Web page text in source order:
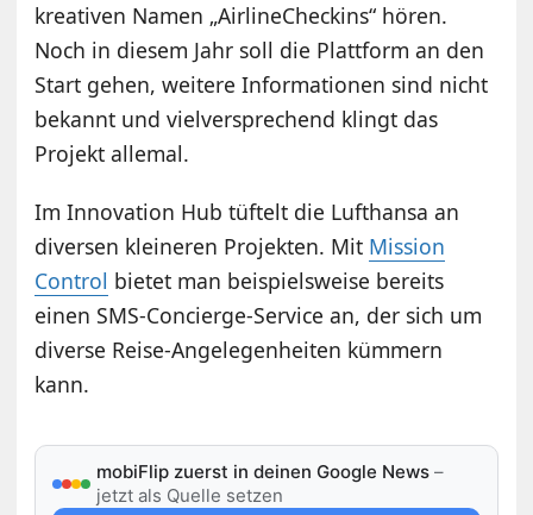
kreativen Namen „AirlineCheckins“ hören.
Noch in diesem Jahr soll die Plattform an den
Start gehen, weitere Informationen sind nicht
bekannt und vielversprechend klingt das
Projekt allemal.
Im Innovation Hub tüftelt die Lufthansa an
diversen kleineren Projekten. Mit Mission
Control bietet man beispielsweise bereits
einen SMS-Concierge-Service an, der sich um
diverse Reise-Angelegenheiten kümmern
kann.
mobiFlip zuerst in deinen Google News –
jetzt als Quelle setzen